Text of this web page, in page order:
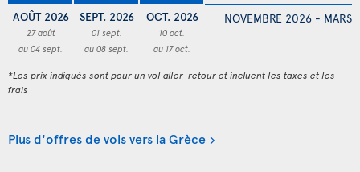
AOÛT 2026
27 août
au 04 sept.
SEPT. 2026
01 sept.
au 08 sept.
OCT. 2026
10 oct.
au 17 oct.
NOVEMBRE 2026 - MARS
*Les prix indiqués sont pour un vol aller-retour et incluent les taxes et les
frais
Plus d'offres de vols vers la Grèce